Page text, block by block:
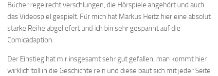
Bücher regelrecht verschlungen, die Hörspiele angehört und auch
das Videospiel gespielt. Für mich hat Markus Heitz hier eine absolut
starke Reihe abgeliefert und ich bin sehr gespannt auf die
Comicadaption.
Der Einstieg hat mir insgesamt sehr gut gefallen, man kommt hier
wirklich toll in die Geschichte rein und diese baut sich mit jeder Seite